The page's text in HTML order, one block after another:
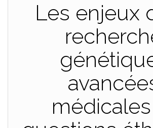
Les enjeux